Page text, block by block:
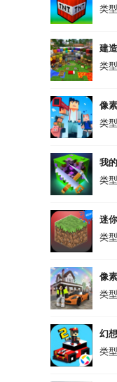
类
建
类
像
类
我
类
迷
类
像
类
幻
类